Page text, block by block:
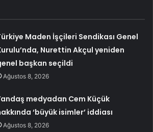
Maden İşçileri Sendikası Genel
Nurettin Akçul yeniden
başkan seçildi
Ağustos 8, 2026
medyadan Cem Küçük
‘büyük isimler’ iddiası
Ağustos 8, 2026